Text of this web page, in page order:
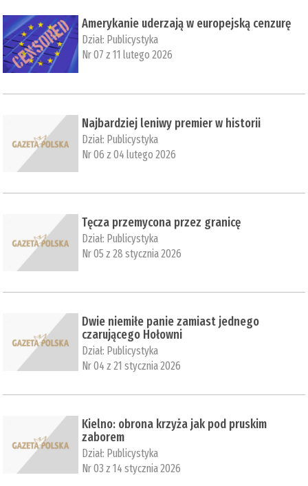
Amerykanie uderzają w europejską cenzurę
Dział: Publicystyka
Nr 07 z 11 lutego 2026
Najbardziej leniwy premier w historii
Dział: Publicystyka
Nr 06 z 04 lutego 2026
Tęcza przemycona przez granicę
Dział: Publicystyka
Nr 05 z 28 stycznia 2026
Dwie niemiłe panie zamiast jednego
czarującego Hołowni
Dział: Publicystyka
Nr 04 z 21 stycznia 2026
Kielno: obrona krzyża jak pod pruskim
zaborem
Dział: Publicystyka
Nr 03 z 14 stycznia 2026